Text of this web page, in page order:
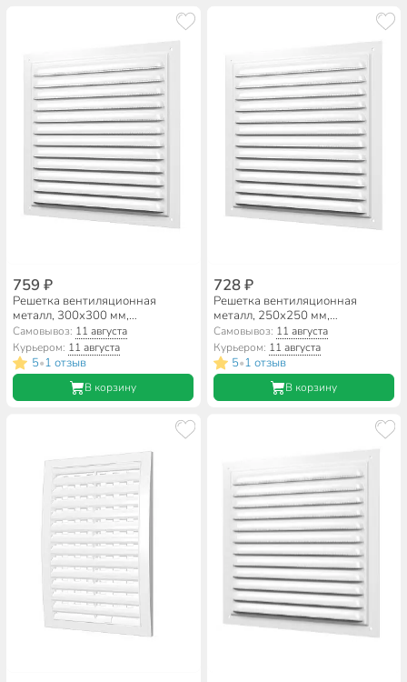
759 ₽
Решетка вентиляционная
металл, 300х300 мм,
эмалированная, ERA, 3030МЭ
Самовывоз: 11 августа
Курьером: 11 августа
5•1 отзыв
В корзину
728 ₽
Решетка вентиляционная
металл, 250х250 мм,
эмалированная, ERA, 2525МЭ
Самовывоз: 11 августа
Курьером: 11 августа
5•1 отзыв
В корзину